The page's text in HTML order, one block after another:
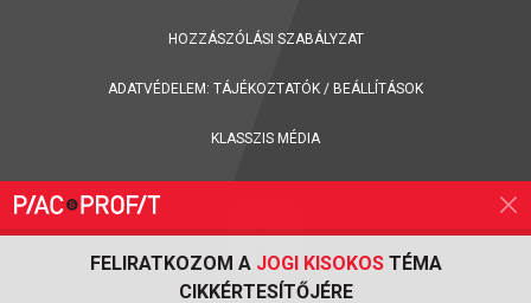
FELIRATKOZOM A JOGI KISOKOSTÉMA
CIKKÉRTESÍTŐJÉRE
HOZZÁSZÓLÁSI SZABÁLYZAT
ADATVÉDELEM: TÁJÉKOZTATÓK / BEÁLLÍTÁSOK
KLASSZIS MÉDIA